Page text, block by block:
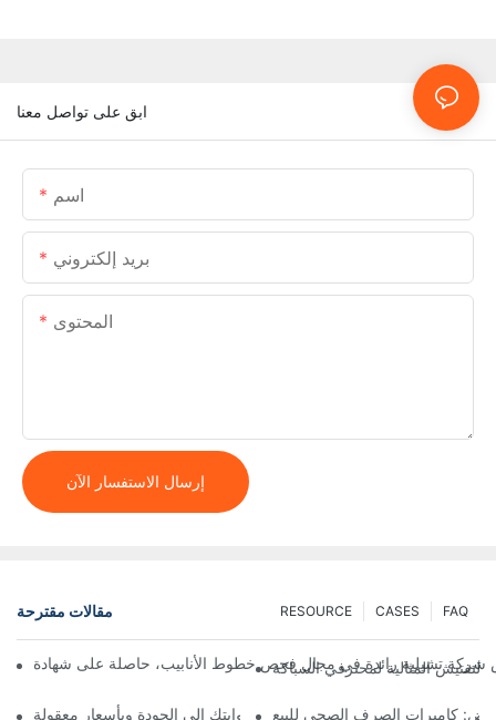
ابق على تواصل معنا
اسم
بريد إلكتروني
المحتوى
إرسال الاستفسار الآن
مقالات مقترحة FAQ
CASES
RESOURCE
المثالية لمحترفي السباكة
لشراء كاميرات الصرف الصحي: بوابتك إلى الجودة وبأسعار معقولة
كاميرات الصرف الصحي للبيع